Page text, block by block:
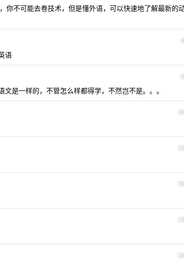
你不可能去卷技术，但是懂外语，可以快速地了解最新的
8
语
9
是一样的，不管怎么样都得学，不然岂不是。。。
10
11
12
13
14